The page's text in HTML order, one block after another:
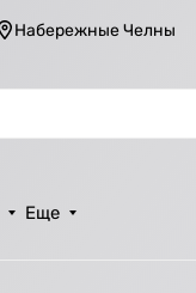
Набережные Челны
Еще